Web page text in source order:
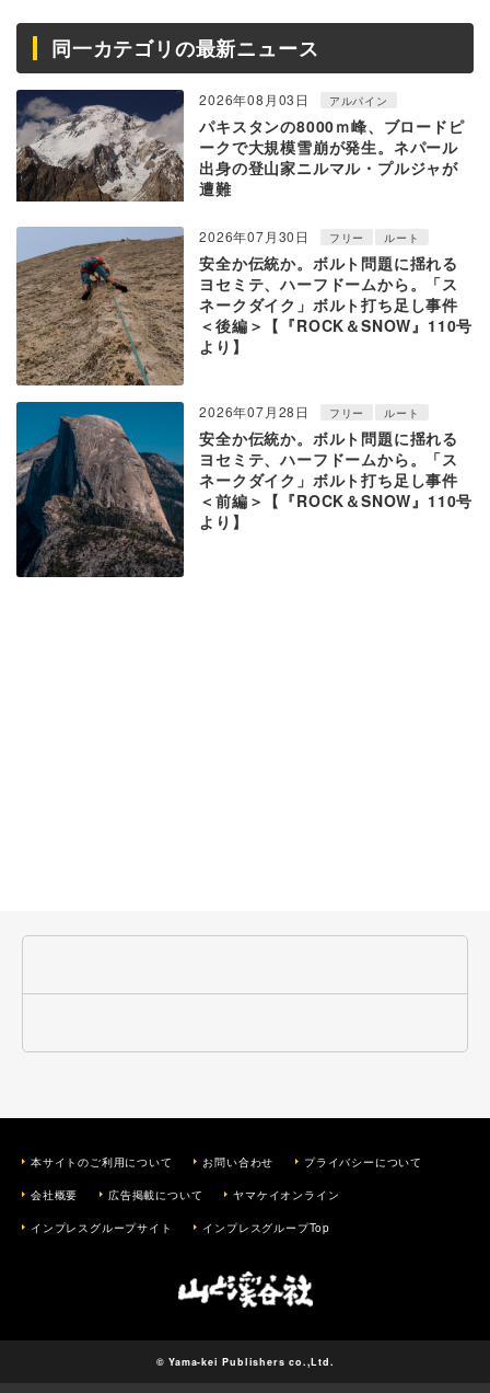
同一カテゴリの最新ニュース
2026年08月03日 アルパイン
パキスタンの8000ｍ峰、ブロードピ
ークで大規模雪崩が発生。ネパール
出身の登山家ニルマル・プルジャが
遭難
2026年07月30日 フリー ルート
安全か伝統か。ボルト問題に揺れる
ヨセミテ、ハーフドームから。「ス
ネークダイク」ボルト打ち足し事件
＜後編＞【『ROCK＆SNOW』110号
より】
2026年07月28日 フリー ルート
安全か伝統か。ボルト問題に揺れる
ヨセミテ、ハーフドームから。「ス
ネークダイク」ボルト打ち足し事件
＜前編＞【『ROCK＆SNOW』110号
より】
本サイトのご利用について お問い合わせ プライバシーについて
会社概要 広告掲載について ヤマケイオンライン
インプレスグループサイト インプレスグループTop
© Yama-kei Publishers co.,Ltd.